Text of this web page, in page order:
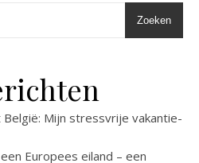
Zoeken
Mijn stressvrije vakantie-
Europees eiland – een